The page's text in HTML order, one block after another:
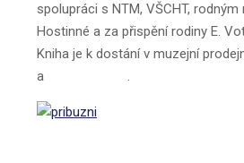
spolupráci s NTM, VŠCHT,
Hostinné a za přispění rodiny E.
Kniha je k dostání v muzejní
a
.